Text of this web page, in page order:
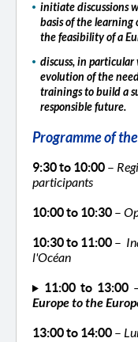
initiate discussions
basis of the learning
the feasibility of a
discuss, in
evolution of the
trainings to build a
responsible future.
Programme of
9:30 to 10:00 –
participants
10:00 to 10:30 –
10:30 to 11:00 –
l'Océan
11:00 to 13:00
Europe to the
13:00 to 14:00 –